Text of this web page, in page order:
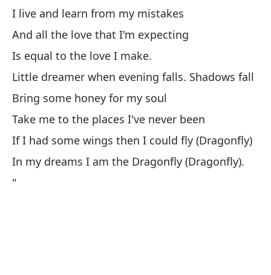
I live and learn from my mistakes
And all the love that I'm expecting
Is equal to the love I make.
Little dreamer when evening falls. Shadows fall
Bring some honey for my soul
Take me to the places I've never been
If I had some wings then I could fly (Dragonfly)
In my dreams I am the Dragonfly (Dragonfly).
"